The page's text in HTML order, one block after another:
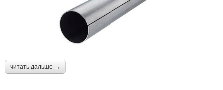
читать дальше →